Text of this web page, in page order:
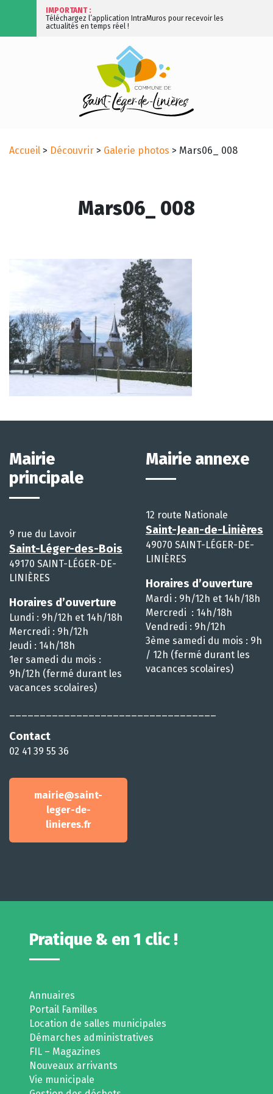
IMPORTANT :
Téléchargez l’application IntraMuros pour recevoir les
actualités en temps réel !
Accueil > Découvrir > Galerie photos > Mars06_ 008
Mars06_ 008
Mairie
principale
9 rue du Lavoir
Saint-Léger-des-Bois
49170 SAINT-LÉGER-DE-
LINIÈRES
Horaires d’ouverture
Lundi : 9h/12h et 14h/18h
Mercredi : 9h/12h
Jeudi : 14h/18h
1er samedi du mois :
9h/12h (fermé durant les
vacances scolaires)
Contact
02 41 39 55 36
mairie@saint-
leger-de-
linieres.fr
Mairie annexe
12 route Nationale
Saint-Jean-de-Linières
49070 SAINT-LÉGER-DE-
LINIÈRES
Horaires d’ouverture
Mardi : 9h/12h et 14h/18h
Mercredi : 14h/18h
Vendredi : 9h/12h
3ème samedi du mois : 9h
/ 12h (fermé durant les
vacances scolaires)
Pratique & en 1 clic !
Annuaires
Portail Familles
Location de salles municipales
Démarches administratives
FIL – Magazines
Nouveaux arrivants
Vie municipale